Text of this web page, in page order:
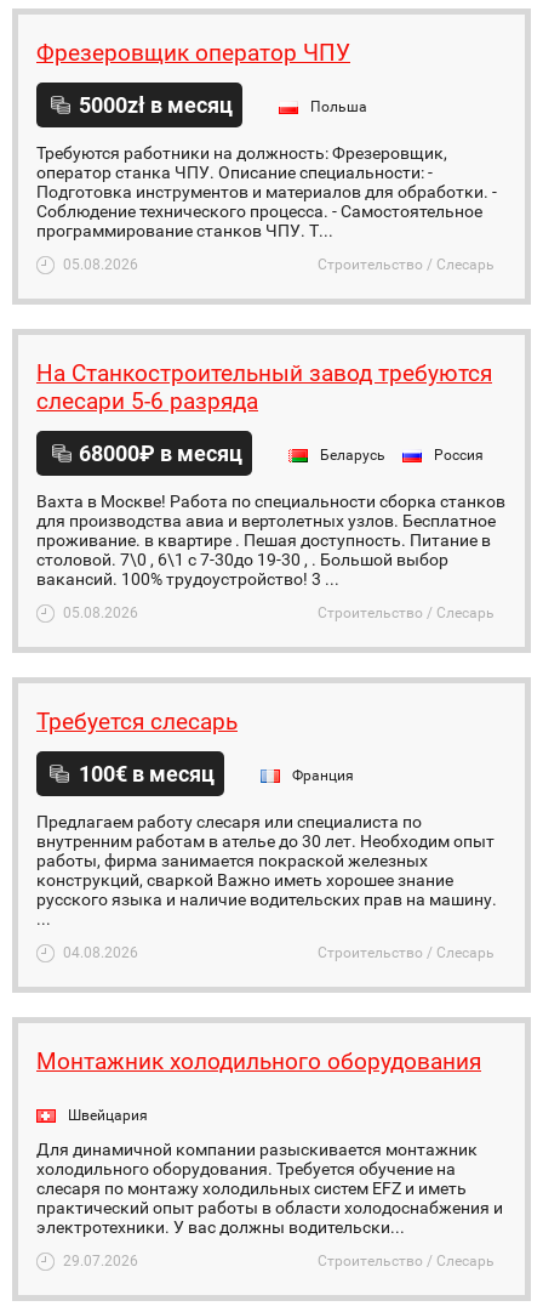
Фрезеровщик оператор ЧПУ
5000zł в месяц Польша
Требуются работники на должность: Фрезеровщик,
оператор станка ЧПУ. Описание специальности: -
Подготовка инструментов и материалов для обработки. -
Соблюдение технического процесса. - Самостоятельное
программирование станков ЧПУ. Т...
05.08.2026 Строительство / Слесарь
На Станкостроительный завод требуются
слесари 5-6 разряда
68000₽ в месяц Беларусь Россия
Вахта в Москве! Работа по специальности сборка станков
для производства авиа и вертолетных узлов. Бесплатное
проживание. в квартире . Пешая доступность. Питание в
столовой. 7\0 , 6\1 с 7-30до 19-30 , . Большой выбор
вакансий. 100% трудоустройство! 3 ...
05.08.2026 Строительство / Слесарь
Требуется слесарь
100€ в месяц Франция
Предлагаем работу слесаря или специалиста по
внутренним работам в ателье до 30 лет. Необходим опыт
работы, фирма занимается покраской железных
конструкций, сваркой Важно иметь хорошее знание
русского языка и наличие водительских прав на машину.
...
04.08.2026 Строительство / Слесарь
Монтажник холодильного оборудования
Швейцария
Для динамичной компании разыскивается монтажник
холодильного оборудования. Требуется обучение на
слесаря ​​по монтажу холодильных систем EFZ и иметь
практический опыт работы в области холодоснабжения и
электротехники. У вас должны водительски...
29.07.2026 Строительство / Слесарь